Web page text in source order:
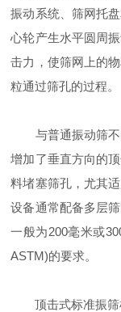
振动系统、筛网托
心轮产生水平圆周
击力，使筛网上的
粒通过筛孔的过程。
与普通振动筛不
增加了垂直方向的
料堵塞筛孔，尤其
设备通常配备多层
一般为200毫米或
ASTM)的要求。
顶击式标准振筛